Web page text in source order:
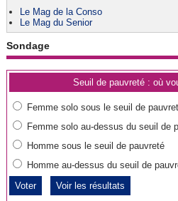
Le Mag de la Conso
Le Mag du Senior
Sondage
Seuil de pauvreté : où
Femme solo sous le seuil de
Femme solo au-dessus du seuil de
Homme sous le seuil de pauvreté
Homme au-dessus du seuil de
Voir les résultats